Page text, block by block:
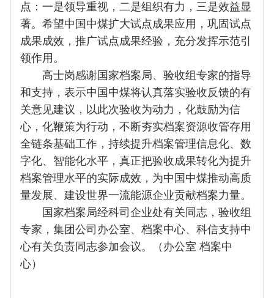
点：一是领导重视，二是组织有力，三是效益显
著。希望中国中煤扩大试点成果应用，巩固试点
成果成效，推广试点成果经验，充分发挥示范引
领作用。
高士岗感谢国家档案局、验收组专家的指导
和支持，表示中国中煤将认真落实验收反馈的有
关意见建议，以此次验收为动力，化鼓励为信
心，化鞭策为行动，不断夯实档案资源收管存用
全链条基础工作，持续提升档案管理信息化、数
字化、智能化水平，真正把验收成果转化为提升
档案管理水平的实际成效，为中国中煤推动高质
量发展、建设世界一流能源企业贡献档案力量。
国家档案局经科司企业处有关同志，验收组
专家，集团公司办公室、档案中心、科信支持中
心有关负责同志参加会议。（办公室 档案中
心）